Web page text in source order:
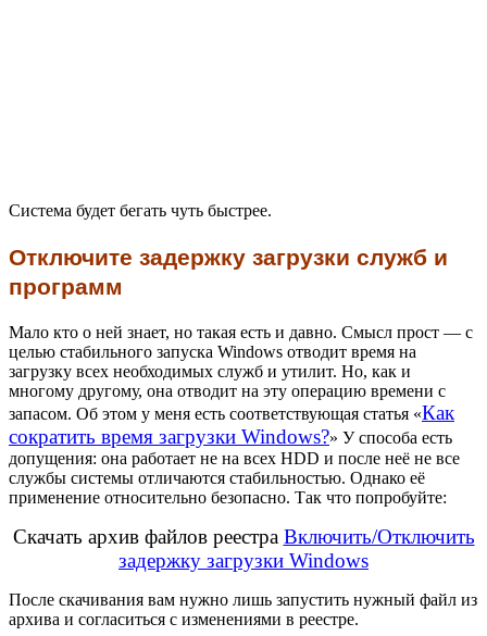
Система будет бегать чуть быстрее.
Отключите задержку загрузки служб и
программ
Мало кто о ней знает, но такая есть и давно. Смысл прост — с
целью стабильного запуска Windows отводит время на
загрузку всех необходимых служб и утилит. Но, как и
многому другому, она отводит на эту операцию времени с
запасом. Об этом у меня есть соответствующая статья «Как
сократить время загрузки Windows?» У способа есть
допущения: она работает не на всех HDD и после неё не все
службы системы отличаются стабильностью. Однако её
применение относительно безопасно. Так что попробуйте:
Скачать архив файлов реестра Включить/Отключить
задержку загрузки Windows
После скачивания вам нужно лишь запустить нужный файл из
архива и согласиться с изменениями в реестре.